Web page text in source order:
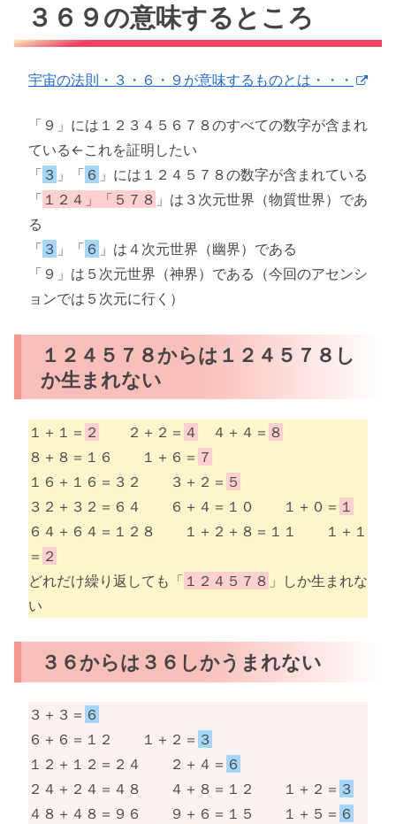
３６９の意味するところ
宇宙の法則・３・６・９が意味するものとは・・・
「９」には１２３４５６７８のすべての数字が含まれ
ている←これを証明したい
「 ３ 」「 ６ 」には１２４５７８の数字が含まれている
「 １２４」「５７８ 」は３次元世界（物質世界）であ
る
「 ３ 」「 ６ 」は４次元世界（幽界）である
「９」は５次元世界（神界）である（今回のアセンシ
ョンでは５次元に行く）
１２４５７８からは１２４５７８し
か生まれない
１＋１＝ ２ ２＋２＝ ４ ４＋４＝ ８
８＋８＝１６ １＋６＝ ７
１６＋１６＝３２ ３＋２＝ ５
３２＋３２＝６４ ６＋４＝１０ １＋０＝ １
６４＋６４＝１２８ １＋２＋８＝１１ １＋１
＝ ２
どれだけ繰り返しても「 １２４５７８ 」しか生まれな
い
３６からは３６しかうまれない
３＋３＝ ６
６＋６＝１２ １＋２＝ ３
１２＋１２＝２４ ２＋４＝ ６
２４＋２４＝４８ ４＋８＝１２ １＋２＝ ３
４８＋４８＝９６ ９＋６＝１５ １＋５＝ ６